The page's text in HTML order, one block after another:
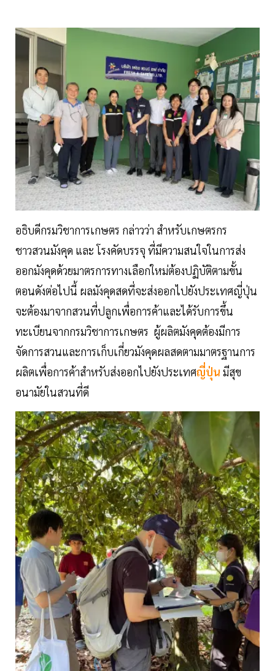
อธิบดีกรมวิชาการเกษตร กล่าวว่า สำหรับเกษตรกร
ชาวสวนมังคุด และ โรงคัดบรรจุ ที่มีความสนใจในการส่ง
ออกมังคุดด้วยมาตรการทางเลือกใหม่ต้องปฏิบัติตามขั้น
ตอนดังต่อไปนี้ ผลมังคุดสดที่จะส่งออกไปยังประเทศญี่ปุ่น
จะต้องมาจากสวนที่ปลูกเพื่อการค้าและได้รับการขึ้น
ทะเบียนจากกรมวิชาการเกษตร ผู้ผลิตมังคุดต้องมีการ
จัดการสวนและการเก็บเกี่ยวมังคุดผลสดตามมาตรฐานการ
ผลิตเพื่อการค้าสำหรับส่งออกไปยังประเทศญี่ปุ่น มีสุข
อนามัยในสวนที่ดี